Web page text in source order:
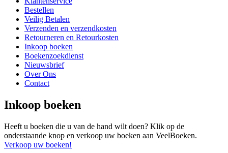
Bestellen
Veilig Betalen
Verzenden en verzendkosten
Retourneren en Retourkosten
Inkoop boeken
Boekenzoekdienst
Nieuwsbrief
Over Ons
Contact
Inkoop boeken
Heeft u boeken die u van de hand wilt doen? Klik op de
onderstaande knop en verkoop uw boeken aan VeelBoeken.
Verkoop uw boeken!